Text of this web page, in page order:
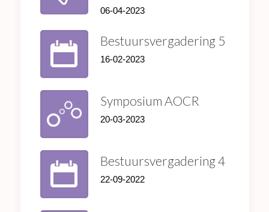
06-04-2023
Bestuursvergadering 5
16-02-2023
Symposium AOCR
20-03-2023
Bestuursvergadering 4
22-09-2022